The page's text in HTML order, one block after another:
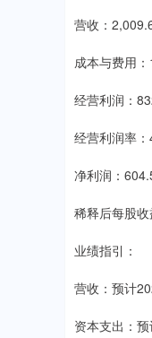
营收：
成本与费用
经营利润：
经营利润率
净利润：
稀释后每股
业绩指引：
营收：预计
资本支出：